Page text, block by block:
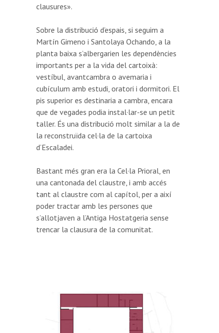
clausures».
Sobre la distribució d’espais, si seguim a
Martín Gimeno i Santolaya Ochando, a la
planta baixa s’albergarien les dependències
importants per a la vida del cartoixà:
vestíbul, avantcambra o avemaria i
cubículum amb estudi, oratori i dormitori. El
pis superior es destinaria a cambra, encara
que de vegades podia instal·lar-se un petit
taller. És una distribució molt similar a la de
la reconstruïda cel·la de la cartoixa
d’Escaladei.
Bastant més gran era la Cel·la Prioral, en
una cantonada del claustre, i amb accés
tant al claustre com al capítol, per a així
poder tractar amb les persones que
s’allotjaven a l’Antiga Hostatgeria sense
trencar la clausura de la comunitat.